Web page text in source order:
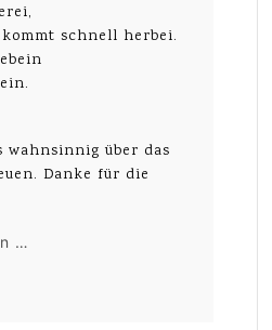
schnell herbei.
wahnsinnig über das
Danke für die
…